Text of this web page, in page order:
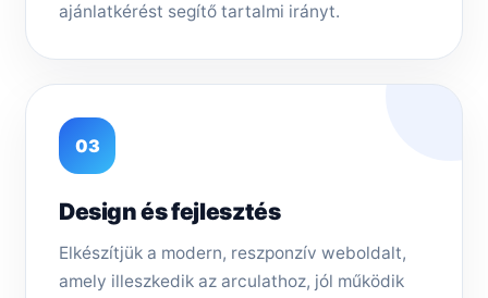
ajánlatkérést segítő tartalmi irányt.
03
Design és fejlesztés
Elkészítjük a modern, reszponzív weboldalt,
amely illeszkedik az arculathoz, jól működik